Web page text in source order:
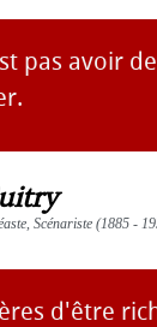
pas avoir
Scénariste (1885 -
d'être